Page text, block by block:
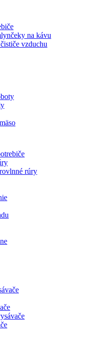
na kávu
vzduchu
rúry